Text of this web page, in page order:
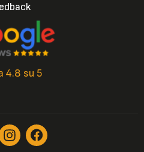
4.8 su 5